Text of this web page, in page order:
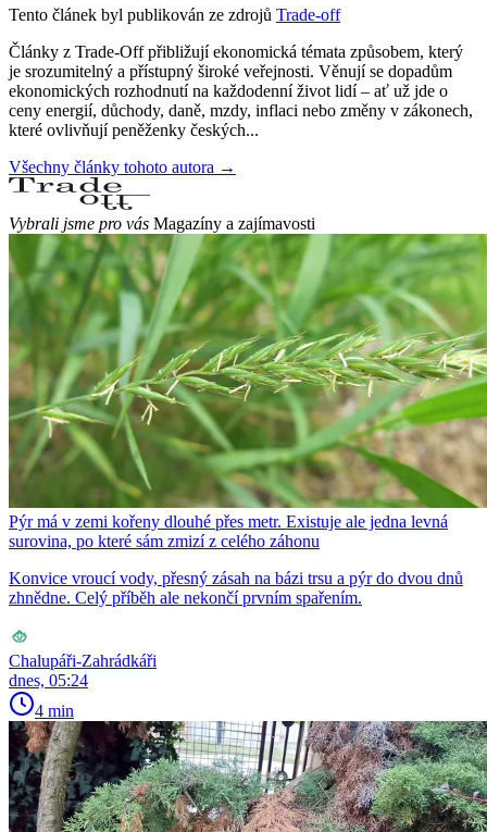
Tento článek byl publikován ze zdrojů Trade-off
Články z Trade-Off přibližují ekonomická témata způsobem, který
je srozumitelný a přístupný široké veřejnosti. Věnují se dopadům
ekonomických rozhodnutí na každodenní život lidí – ať už jde o
ceny energií, důchody, daně, mzdy, inflaci nebo změny v zákonech,
které ovlivňují peněženky českých...
Všechny články tohoto autora →
Vybrali jsme pro vás Magazíny a zajímavosti
Pýr má v zemi kořeny dlouhé přes metr. Existuje ale jedna levná
surovina, po které sám zmizí z celého záhonu
Konvice vroucí vody, přesný zásah na bázi trsu a pýr do dvou dnů
zhnědne. Celý příběh ale nekončí prvním spařením.
Chalupáři-Zahrádkáři
dnes, 05:24
4 min